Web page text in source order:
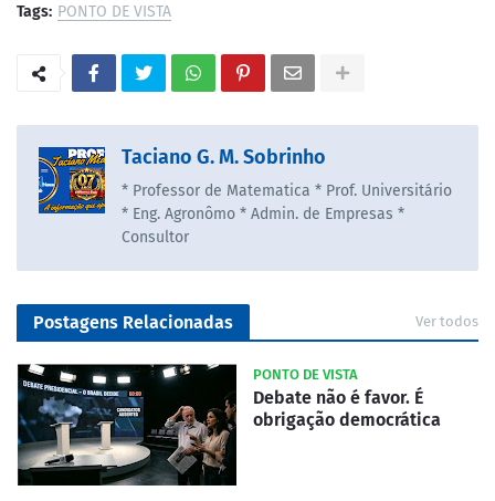
Tags: PONTO DE VISTA
Taciano G. M. Sobrinho
* Professor de Matematica * Prof. Universitário
* Eng. Agronômo * Admin. de Empresas *
Consultor
Postagens Relacionadas Ver todos
PONTO DE VISTA
Debate não é favor. É
obrigação democrática